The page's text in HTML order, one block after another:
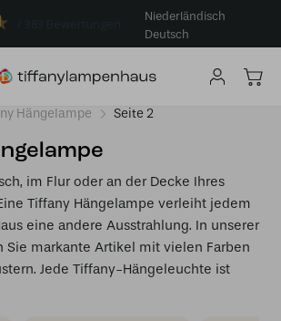
Niederländisch
Deutsch
Hängelampe Seite 2
im Flur oder an der Decke Ihres
Tiffany Hängelampe verleiht jedem
eine andere Ausstrahlung. In unserer
Sie markante Artikel mit vielen Farben
Jede Tiffany-Hängeleuchte ist